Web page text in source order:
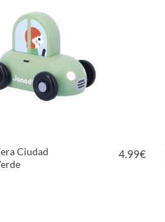
Ciudad
4.99€